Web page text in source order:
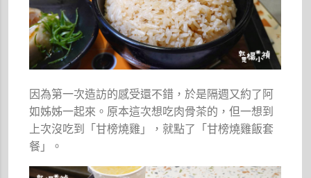
因為第一次造訪的感受還不錯，於是隔週又約了阿
如姊姊一起來。原本這次想吃肉骨茶的，但一想到
上次沒吃到「甘榜燒雞」，就點了「甘榜燒雞飯套
餐」。